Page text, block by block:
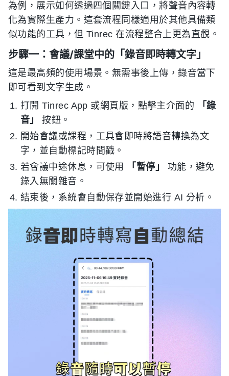
為例，展示如何透過四個關鍵入口，將聲音內容轉
化為實際生產力。這套流程同樣適用於其他具備類
似功能的工具，但 Tinrec 在流程整合上更為直觀。
步驟一：會議/課堂中的「錄音即時轉文字」
這是最高頻的使用場景。無需事後上傳，錄音當下
即可看到文字生成。
打開 Tinrec App 或網頁版，點擊主介面的
「錄
音」
按鈕。
開始會議或課程，工具會即時將語音轉換為文
字，並自動標記時間戳。
若會議中途休息，可使用
「暫停」
功能，避免
錄入無關雜音。
結束後，系統會自動保存並開始進行 AI 分析。